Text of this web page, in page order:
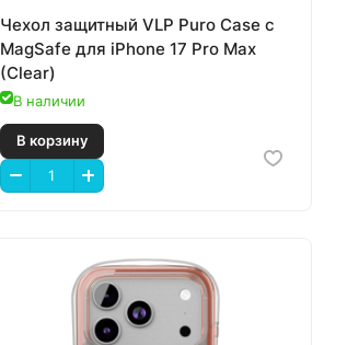
Чехол защитный VLP Puro Case с
MagSafe для iPhone 17 Pro Max
(Clear)
В наличии